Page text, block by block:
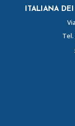
ITALIANA
Tel.